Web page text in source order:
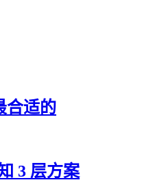
合适的
3 层方案